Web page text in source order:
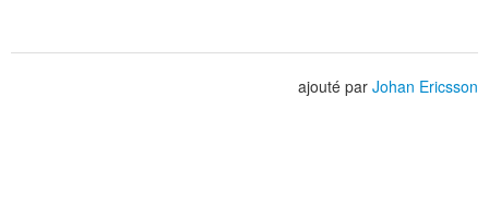
ajouté par Johan Ericsson